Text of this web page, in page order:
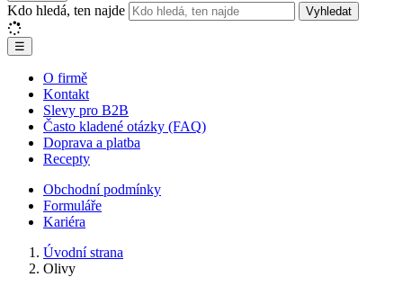
Kdo hledá, ten najde Vyhledat
☰
O firmě
Kontakt
Slevy pro B2B
Často kladené otázky (FAQ)
Doprava a platba
Recepty
Obchodní podmínky
Formuláře
Kariéra
Úvodní strana
Olivy